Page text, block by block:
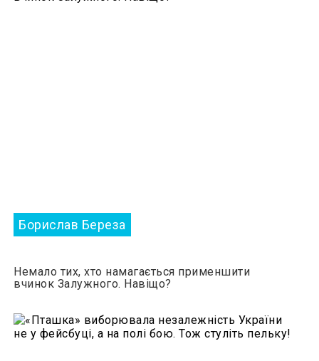
Борислав Береза
Немало тих, хто намагається применшити
вчинок Залужного. Навіщо?